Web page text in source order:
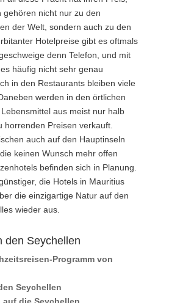
gehören nicht nur zu den
der Welt, sondern auch zu den
Hotelpreise gibt es oftmals
denn Telefon, und mit
häufig nicht sehr genau
in den Restaurants bleiben viele
werden in den örtlichen
aus meist nur halb
horrenden Preisen verkauft.
auch auf den Hauptinseln
keinen Wunsch mehr offen
befinden sich in Planung.
die Hotels in Mauritius
die einzigartige Natur auf den
wieder aus.
den Seychellen
Programm von
Seychellen
die Seychellen